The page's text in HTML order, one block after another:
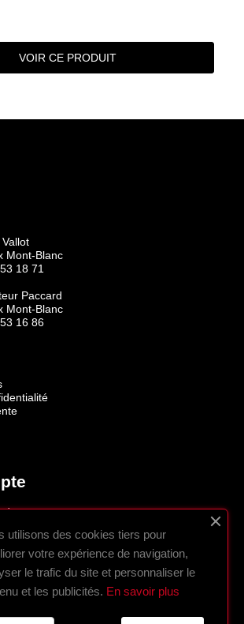
VOIR CE PRODUIT
Mont-Blanc
18 71
Paccard
Mont-Blanc
16 86
utilisons des cookies tiers pour
votre expérience de navigation,
le trafic du site et personnaliser le
et les publicités. En savoir plus